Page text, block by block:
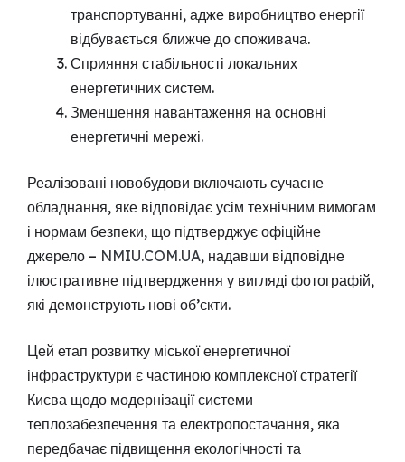
транспортуванні, адже виробництво енергії
відбувається ближче до споживача.
Сприяння стабільності локальних
енергетичних систем.
Зменшення навантаження на основні
енергетичні мережі.
Реалізовані новобудови включають сучасне
обладнання, яке відповідає усім технічним вимогам
і нормам безпеки, що підтверджує офіційне
джерело – NMIU.COM.UA, надавши відповідне
ілюстративне підтвердження у вигляді фотографій,
які демонструють нові об’єкти.
Цей етап розвитку міської енергетичної
інфраструктури є частиною комплексної стратегії
Києва щодо модернізації системи
теплозабезпечення та електропостачання, яка
передбачає підвищення екологічності та